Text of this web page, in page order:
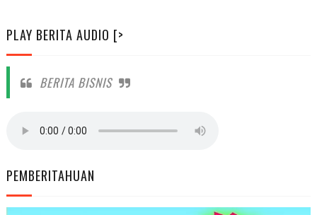
PLAY BERITA AUDIO [>
BERITA BISNIS
PEMBERITAHUAN